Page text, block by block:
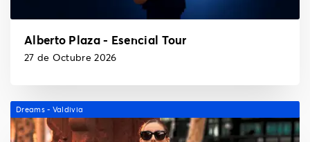
Alberto Plaza - Esencial Tour
27 de Octubre 2026
Dreams - Valdivia